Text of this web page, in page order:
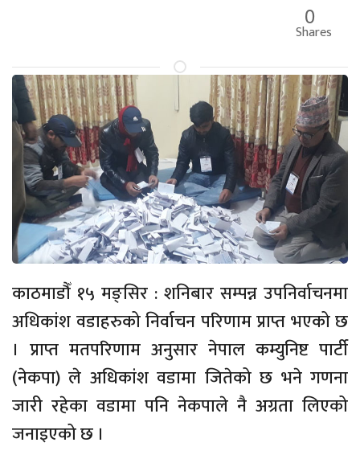
0
Shares
काठमाडौँ १५ मङ्सिर : शनिबार सम्पन्न उपनिर्वाचनमा
अधिकांश वडाहरुको निर्वाचन परिणाम प्राप्त भएको छ
। प्राप्त मतपरिणाम अनुसार नेपाल कम्युनिष्ट पार्टी
(नेकपा) ले अधिकांश वडामा जितेको छ भने गणना
जारी रहेका वडामा पनि नेकपाले नै अग्रता लिएको
जनाइएको छ ।